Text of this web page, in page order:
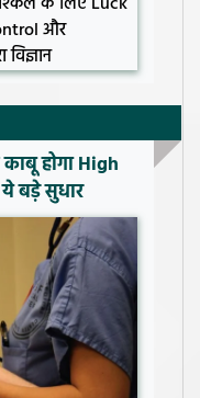
होगा High
बड़े सुधार